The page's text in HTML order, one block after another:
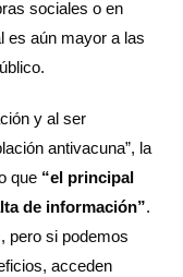
sociales o en
es aún mayor a las
y al ser
antivacuna”, la
que “el principal
de información”.
pero si podemos
acceden